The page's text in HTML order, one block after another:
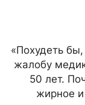
«Похудеть
жалобу
50 лет.
жирное